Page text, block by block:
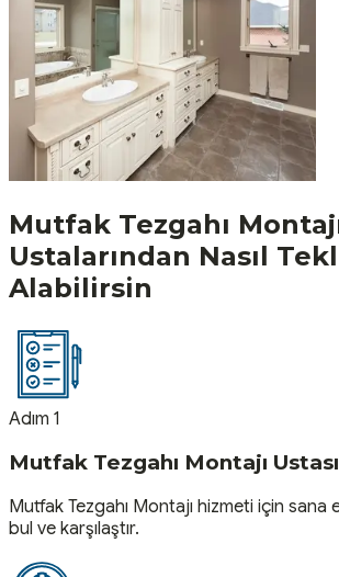
Mutfak Tezgahı
Ustalarından Nasıl
Alabilirsin
Adım 1
Mutfak Tezgahı Montajı
Mutfak Tezgahı Montajı hizmeti için sana
bul ve karşılaştır.